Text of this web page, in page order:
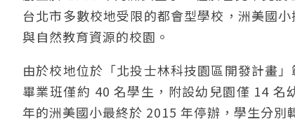
台北市多數校地受限的都會型學校，洲美國
與自然教育資源的校園。
由於校地位於「北投士林科技園區開發計畫
畢業班僅約 40 名學生，附設幼兒園僅 14
年的洲美國小最終於 2015 年停辦，學生分別